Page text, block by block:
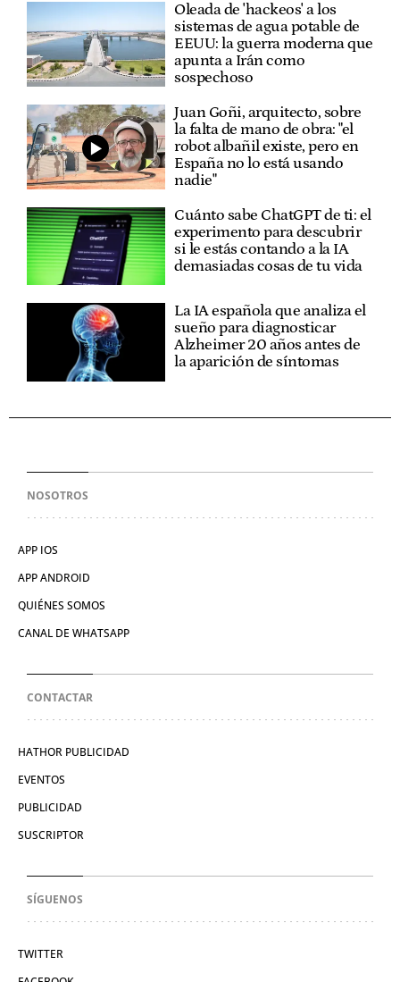
Oleada de 'hackeos' a los
sistemas de agua potable de
EEUU: la guerra moderna que
apunta a Irán como
sospechoso
Juan Goñi, arquitecto, sobre
la falta de mano de obra: "el
robot albañil existe, pero en
España no lo está usando
nadie"
Cuánto sabe ChatGPT de ti: el
experimento para descubrir
si le estás contando a la IA
demasiadas cosas de tu vida
La IA española que analiza el
sueño para diagnosticar
Alzheimer 20 años antes de
la aparición de síntomas
NOSOTROS
APP IOS
APP ANDROID
QUIÉNES SOMOS
CANAL DE WHATSAPP
CONTACTAR
HATHOR PUBLICIDAD
EVENTOS
PUBLICIDAD
SUSCRIPTOR
SÍGUENOS
TWITTER